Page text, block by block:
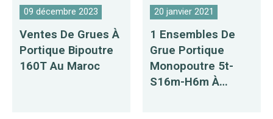
09 décembre 2023
Ventes De Grues À
Portique Bipoutre
160T Au Maroc
20 janvier 2021
1 Ensembles De
Grue Portique
Monopoutre 5t-
S16m-H6m À